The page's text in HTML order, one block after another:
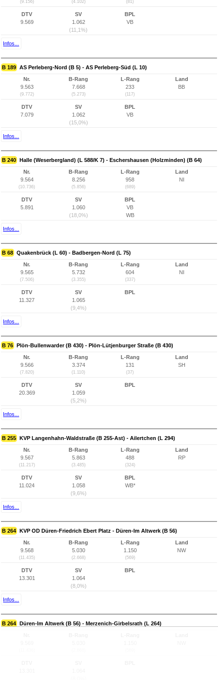
(9.156) (4.102) (81)
DTV
9.569
SV
1.062
(11,1%)
BPL
VB
Infos...
B 189 AS Perleberg-Nord (B 5) - AS Perleberg-Süd (L 10)
Nr.
9.563
(9.772)
B-Rang
7.668
(5.273)
L-Rang
233
(117)
Land
BB
DTV
7.079
SV
1.062
(15,0%)
BPL
VB
Infos...
B 240 Halle (Weserbergland) (L 588/K 7) - Eschershausen (Holzminden) (B 64)
Nr.
9.564
(10.736)
B-Rang
8.256
(5.856)
L-Rang
958
(689)
Land
NI
DTV
5.891
SV
1.060
(18,0%)
BPL
VB
WB
Infos...
B 68 Quakenbrück (L 60) - Badbergen-Nord (L 75)
Nr.
9.565
(7.506)
B-Rang
5.732
(3.355)
L-Rang
604
(337)
Land
NI
DTV
11.327
SV
1.065
(9,4%)
BPL
Infos...
B 76 Plön-Bullenwarder (B 430) - Plön-Lütjenburger Straße (B 430)
Nr.
9.566
(7.820)
B-Rang
3.374
(1.110)
L-Rang
131
(37)
Land
SH
DTV
20.369
SV
1.059
(5,2%)
BPL
Infos...
B 255 KVP Langenhahn-Waldstraße (B 255-Ast) - Ailertchen (L 294)
Nr.
9.567
(11.217)
B-Rang
5.863
(3.485)
L-Rang
488
(324)
Land
RP
DTV
11.024
SV
1.058
(9,6%)
BPL
WB*
Infos...
B 264 KVP OD Düren-Friedrich Ebert Platz - Düren-Im Altwerk (B 56)
Nr.
9.568
(11.435)
B-Rang
5.030
(2.668)
L-Rang
1.150
(569)
Land
NW
DTV
13.301
SV
1.064
(8,0%)
BPL
Infos...
B 264 Düren-Im Altwerk (B 56) - Merzenich-Girbelsrath (L 264)